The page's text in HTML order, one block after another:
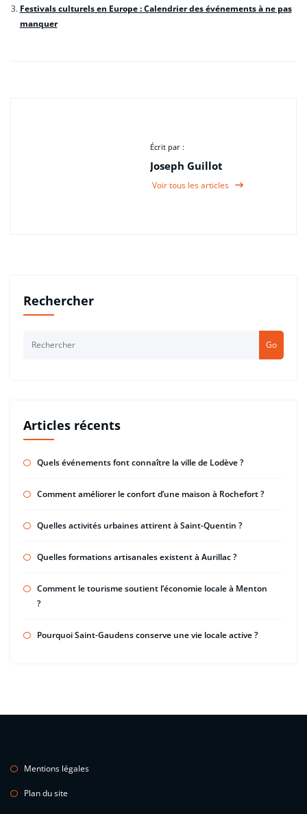
Festivals culturels en Europe : Calendrier des événements à ne pas
manquer
Écrit par :
Joseph Guillot
Voir tous les articles
Rechercher
Go
Articles récents
Quels événements font connaître la ville de Lodève ?
Comment améliorer le confort d’une maison à Rochefort ?
Quelles activités urbaines attirent à Saint-Quentin ?
Quelles formations artisanales existent à Aurillac ?
Comment le tourisme soutient l’économie locale à Menton
?
Pourquoi Saint-Gaudens conserve une vie locale active ?
Mentions légales
Plan du site